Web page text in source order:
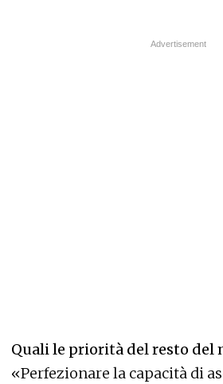
Quali le priorità del resto del
«Perfezionare la capacità di